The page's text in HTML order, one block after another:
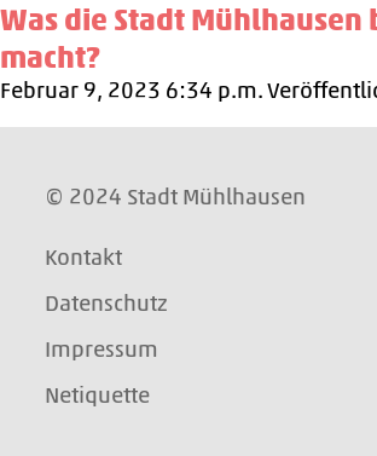
Was die Stadt Mühlhausen
macht?
Februar 9, 2023 6:34 p.m.
© 2024 Stadt Mühlhausen
Kontakt
Datenschutz
Impressum
Netiquette